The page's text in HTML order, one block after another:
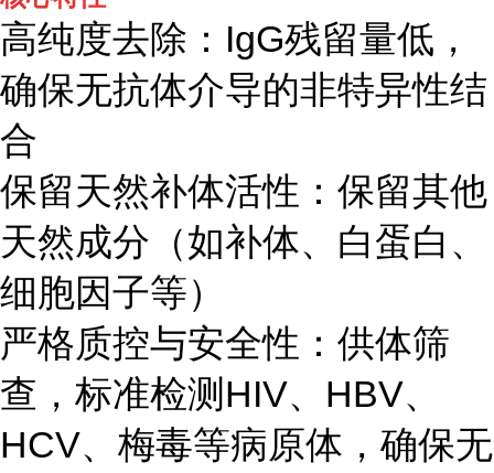
高纯度去除：IgG残留量低，
确保无抗体介导的非特异性结
合
保留天然补体活性：保留其他
天然成分（如补体、白蛋白、
细胞因子等）
严格质控与安全性：供体筛
查，标准检测HIV、HBV、
HCV、梅毒等病原体，确保无